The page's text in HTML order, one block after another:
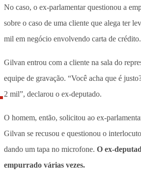
No caso, o ex-parlamentar questionou a
sobre o caso de uma cliente que alega ter
mil em negócio envolvendo carta de crédito.
Gilvan entrou com a cliente na sala do
equipe de gravação. “Você acha que é
2 mil”, declarou o ex-deputado.
O homem, então, solicitou ao ex-
Gilvan se recusou e questionou o
dando um tapa no microfone. O ex-
empurrado várias vezes.